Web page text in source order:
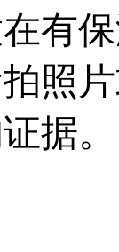
有
照
据。